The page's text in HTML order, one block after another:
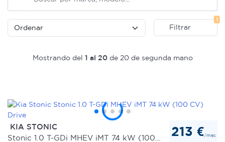
Filtrar
1
Mostrando del 1 al 20de 20 de segunda mano
KIA STONIC
213 €/mes